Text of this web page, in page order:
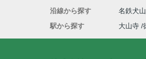
沿線から探す
名鉄犬
駅から探す
大山寺